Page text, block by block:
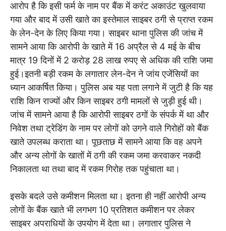
आरोप है कि इसी फर्म के नाम पर बैंक में करंट अकाउंट खुलवाया
गया और बाद में उसी खाते का इस्तेमाल साइबर ठगी से प्राप्त रकम
के लेन-देन के लिए किया गया। साइबर थाना पुलिस की जांच में
सामने आया कि आरोपी के खाते में 16 अप्रैल से 4 मई के बीच
मात्र 19 दिनों में 2 करोड़ 28 लाख रुपए से अधिक की राशि जमा
हुई।इतनी बड़ी रकम के लगातार लेन-देन ने जांय एजेंसियों का
ध्यान आकर्षित किया। पुलिस अब यह पता लगाने में जुटी है कि यह
राशि किन राज्यों और किन साइबर ठगी मामलों से जुड़ी हुई थी।
जांच में सामने आया है कि आरोपी साइबर ठगों के संपर्क में था और
निवेश तथा ट्रेडिंग के नाम पर लोगों को उगने वाले गिरोहों को बैंक
खाते उपलब्ध कराता था। पूछताछ में सामने आया कि वह अपने
और अन्य लोगों के खातों में ठगी की रकम जमा करवाकर नकदी
निकालता था तथा बाद में रकम गिरोह तक पहुंचाता था।
इसके बदले उसे कमीशन मिलता था। इतना ही नहीं आरोपी अन्य
लोगों के बैंक खाते भी लगभग 10 प्रतिशत कमीशन पर लेकर
साइबर अपराधियों के उपयोग में देता था। लगातार पुलिस ने